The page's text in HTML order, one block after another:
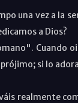
una vez a la
a Dios?
Cuando
si lo
realmente